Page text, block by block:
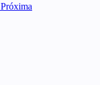
Próxima